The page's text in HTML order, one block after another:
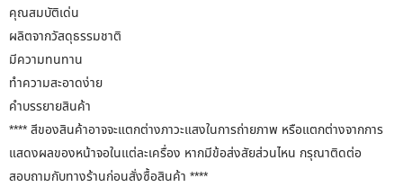
คุณสมบัติเด่น
ผลิตจากวัสดุธรรมชาติ
มีความทนทาน
ทำความสะอาดง่าย
คำบรรยายสินค้า
**** สีของสินค้าอาจจะแตกต่างภาวะแสงในการถ่ายภาพ หรือแตกต่างจากการ
แสดงผลของหน้าจอในแต่ละเครื่อง หากมีข้อส่งสัยส่วนไหน กรุณาติดต่อ
สอบถามกับทางร้านก่อนสั่งซื้อสินค้า ****